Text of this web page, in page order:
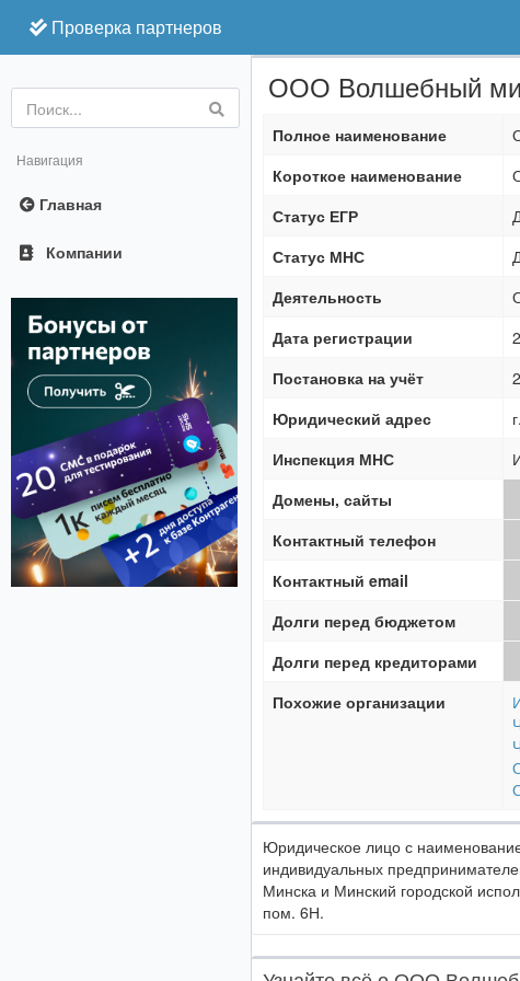
Проверка партнеров
Online
Навигация
Главная
Компании
ООО Волшебный
Полное наименование
Короткое наименование
Статус ЕГР
Статус МНС
Деятельность
Дата регистрации
Постановка на учёт
Юридический адрес
Инспекция МНС
Домены, сайты
Контактный телефон
Контактный email
Долги перед бюджетом
Долги перед кредиторами
Похожие организации
Юридическое лицо с
индивидуальных
Минска и Минский городской
пом. 6Н.